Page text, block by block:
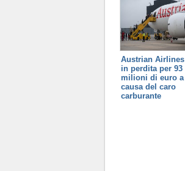
Austrian Airlines
in perdita per 93
milioni di euro a
causa del caro
carburante